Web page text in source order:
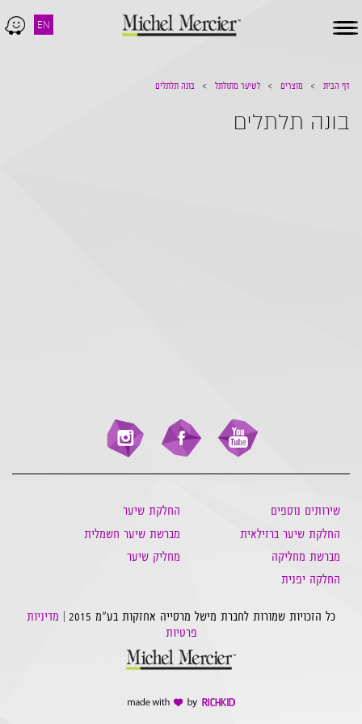
EN
Toggle
דף הבית מוצרים לשיער מתולתל בונה תלתלים
בונה תלתלים
שירותים נוספים
החלקת שיער
החלקת שיער ברזילאית
מברשת שיער חשמלית
מברשת מחליקה
מחליק שיער
החלקה יפנית
כל הזכויות שמורות לחברת מישל מרסייה אחזקות בע"מ 2015 |
מדיניות
פרטיות